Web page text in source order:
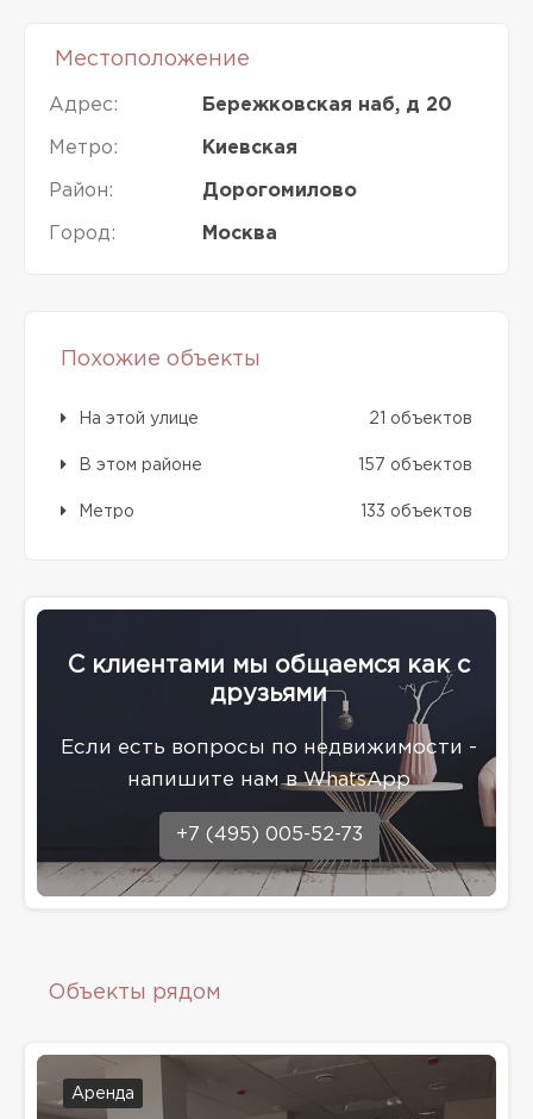
Местоположение
Адрес: Бережковская наб, д 20
Метро: Киевская
Район: Дорогомилово
Город: Москва
Похожие объекты
На этой улице 21 объектов
В этом районе 157 объектов
Метро 133 объектов
С клиентами мы общаемся как с
друзьями
Eсли есть вопросы по недвижимости -
напишите нам в WhatsApp
+7 (495) 005-52-73
Объекты рядом
Аренда